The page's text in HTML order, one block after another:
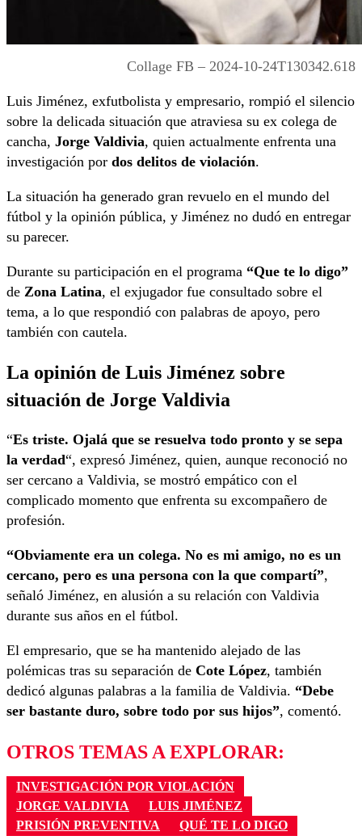
Collage FB – 2024-10-24T130342.618
Luis Jiménez, exfutbolista y empresario, rompió el silencio
sobre la delicada situación que atraviesa su ex colega de
cancha, Jorge Valdivia, quien actualmente enfrenta una
investigación por dos delitos de violación.
La situación ha generado gran revuelo en el mundo del
fútbol y la opinión pública, y Jiménez no dudó en entregar
su parecer.
Durante su participación en el programa “Que te lo digo”
de Zona Latina, el exjugador fue consultado sobre el
tema, a lo que respondió con palabras de apoyo, pero
también con cautela.
La opinión de Luis Jiménez sobre
situación de Jorge Valdivia
“Es triste. Ojalá que se resuelva todo pronto y se sepa
la verdad“, expresó Jiménez, quien, aunque reconoció no
ser cercano a Valdivia, se mostró empático con el
complicado momento que enfrenta su excompañero de
profesión.
“Obviamente era un colega. No es mi amigo, no es un
cercano, pero es una persona con la que compartí”,
señaló Jiménez, en alusión a su relación con Valdivia
durante sus años en el fútbol.
El empresario, que se ha mantenido alejado de las
polémicas tras su separación de Cote López, también
dedicó algunas palabras a la familia de Valdivia. “Debe
ser bastante duro, sobre todo por sus hijos”, comentó.
OTROS TEMAS A EXPLORAR:
INVESTIGACIÓN POR VIOLACIÓN
JORGE VALDIVIA
LUIS JIMÉNEZ
PRISIÓN PREVENTIVA
QUÉ TE LO DIGO